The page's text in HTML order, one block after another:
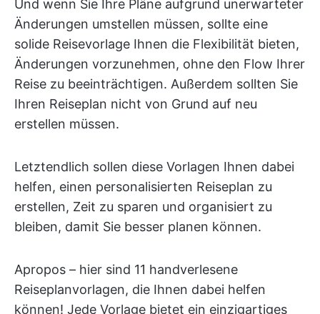
Und wenn Sie Ihre Pläne aufgrund unerwarteter
Änderungen umstellen müssen, sollte eine
solide Reisevorlage Ihnen die Flexibilität bieten,
Änderungen vorzunehmen, ohne den Flow Ihrer
Reise zu beeinträchtigen. Außerdem sollten Sie
Ihren Reiseplan nicht von Grund auf neu
erstellen müssen.
Letztendlich sollen diese Vorlagen Ihnen dabei
helfen, einen personalisierten Reiseplan zu
erstellen, Zeit zu sparen und organisiert zu
bleiben, damit Sie besser planen können.
Apropos – hier sind 11 handverlesene
Reiseplanvorlagen, die Ihnen dabei helfen
können! Jede Vorlage bietet ein einzigartiges